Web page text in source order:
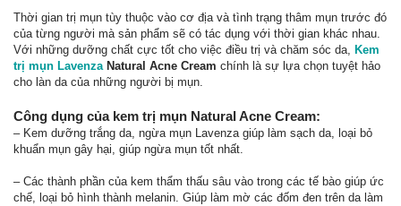
Thời gian trị mụn tùy thuộc vào cơ địa và tình trạng thâm mụn trước đó
của từng người mà sản phẩm sẽ có tác dụng với thời gian khác nhau.
Với những dưỡng chất cực tốt cho việc điều trị và chăm sóc da, Kem
trị mụn LavenzaNatural Acne Cream chính là sự lựa chọn tuyệt hảo
cho làn da của những người bị mụn.
Công dụng của kem trị mụn Natural Acne Cream:
– Kem dưỡng trắng da, ngừa mụn Lavenza giúp làm sạch da, loại bỏ
khuẩn mụn gây hại, giúp ngừa mụn tốt nhất.
– Các thành phần của kem thẩm thấu sâu vào trong các tế bào giúp ức
chế, loại bỏ hình thành melanin. Giúp làm mờ các đốm đen trên da làm